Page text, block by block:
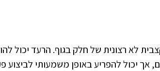
לא רצונית של חלק בגוף. הרעד יכול
אך יכול להפריע באופן משמעותי לביצוע